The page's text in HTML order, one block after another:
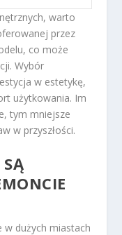
warto
przez
co może
Wybór
w estetykę,
użytkowania. Im
tym mniejsze
w przyszłości.
w dużych miastach